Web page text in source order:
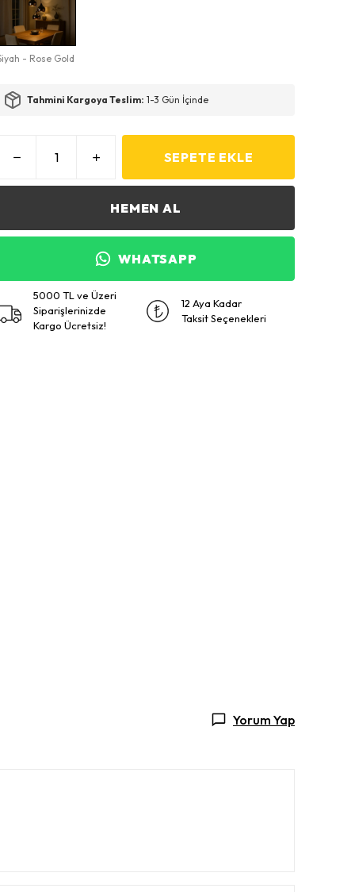
- Rose Gold
Tahmini Kargoya Teslim: 1-3 Gün İçinde
SEPETE EKLE
HEMEN AL
WHATSAPP
5000 TL ve Üzeri
Siparişlerinizde
Kargo Ücretsiz!
12 Aya Kadar
Taksit Seçenekleri
Yorum Yap